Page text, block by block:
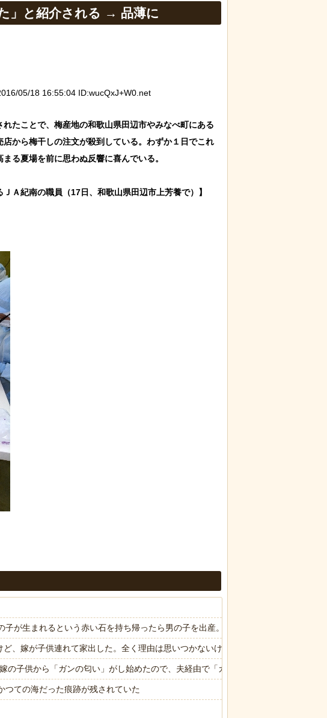
やお煽り運転など盛りだくさん
【悲報】味噌ラーメンで行列、出来ない
」と紹介される → 品薄に
05/18 16:55:04 ID:wucQxJ+W0.net
たことで、梅産地の和歌山県田辺市やみなべ町にある
から梅干しの注文が殺到している。わずか１日でこれ
る夏場を前に思わぬ反響に喜んでいる。
Ａ紀南の職員（17日、和歌山県田辺市上芳養で）】
子が生まれるという赤い石を持ち帰ったら男の子を出産。しばらくしてお礼も兼ね
、嫁が子供連れて家出した。全く理由は思いつかないけど強いてあげるとすれば
の子供から「ガンの匂い」がし始めたので、夫経由で「ガンではないか」と伝えた
つての海だった痕跡が残されていた